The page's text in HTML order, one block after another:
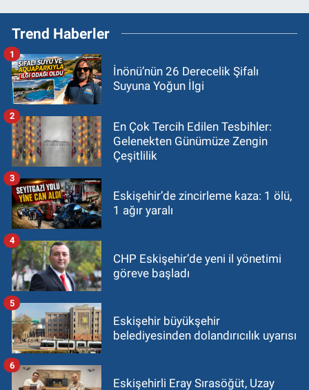
Trend Haberler
İnönü’nün 26 Derecelik Şifalı
Suyuna Yoğun İlgi
1
En Çok Tercih Edilen Tesbihler:
Gelenekten Günümüze Zengin
Çeşitlilik
2
Eskişehir’de zincirleme kaza: 1 ölü,
1 ağır yaralı
3
CHP Eskişehir’de yeni il yönetimi
göreve başladı
4
Eskişehir büyükşehir
belediyesinden dolandırıcılık uyarısı
5
Eskişehirli Eray Sırasöğüt, Uzay
6